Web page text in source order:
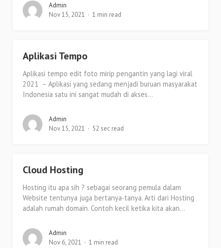
Admin
Nov 15, 2021
1 min read
Aplikasi Tempo
Aplikasi tempo edit foto mirip pengantin yang lagi viral
2021 – Aplikasi yang sedang menjadi buruan masyarakat
Indonesia satu ini sangat mudah di akses...
Admin
Nov 15, 2021
52 sec read
Cloud Hosting
Hosting itu apa sih ? sebagai seorang pemula dalam
Website tentunya juga bertanya-tanya. Arti dari Hosting
adalah rumah domain. Contoh kecil ketika kita akan...
Admin
Nov 6, 2021
1 min read